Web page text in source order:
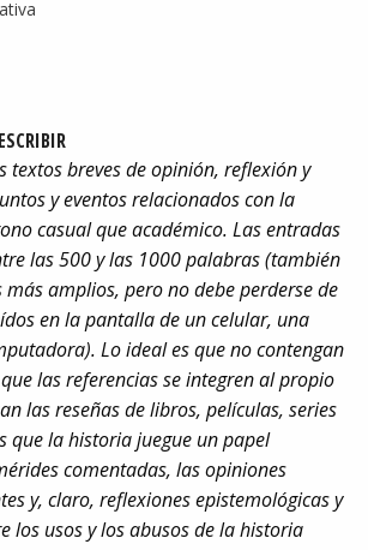
y
la
en
textos breves de opinión, reflexión y
y eventos relacionados con la
casual que académico. Las entradas
las 500 y las 1000 palabras (también
amplios, pero no debe perderse de
en la pantalla de un celular, una
Lo ideal es que no contengan
las referencias se integren al propio
las reseñas de libros, películas, series
que la historia juegue un papel
comentadas, las opiniones
y, claro, reflexiones epistemológicas y
los usos y los abusos de la historia